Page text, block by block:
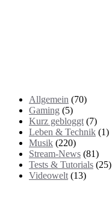
Allgemein (70)
Gaming (5)
Kurz gebloggt (7)
Leben & Technik (1)
Musik (220)
Stream-News (81)
Tests & Tutorials (25)
Videowelt (13)